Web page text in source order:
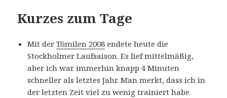
Kurzes zum Tage
Mit derTömilen 2008 endete heute die
Stockholmer Laufsaison. Es lief mittelmäßig,
aber ich war immerhin knapp 4 Minuten
schneller als letztes Jahr. Man merkt, dass ich in
der letzten Zeit viel zu wenig trainiert habe.